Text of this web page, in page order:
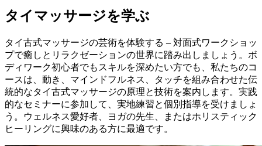
タイマッサージを学ぶ
タイ古式マッサージの芸術を体験する – 対面式ワークショッ
プで癒しとリラクゼーションの世界に踏み出しましょう。ボ
ディワーク初心者でもスキルを深めたい方でも、私たちのコ
ースは、動き、マインドフルネス、タッチを組み合わせた伝
統的なタイ古式マッサージの原理と技術を案内します。実践
的なセミナーに参加して、実地練習と個別指導を受けましょ
う。ウェルネス愛好者、ヨガの先生、またはホリスティック
ヒーリングに興味のある方に最適です。